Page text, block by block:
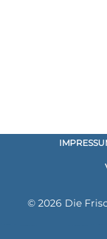
© 2026 Die